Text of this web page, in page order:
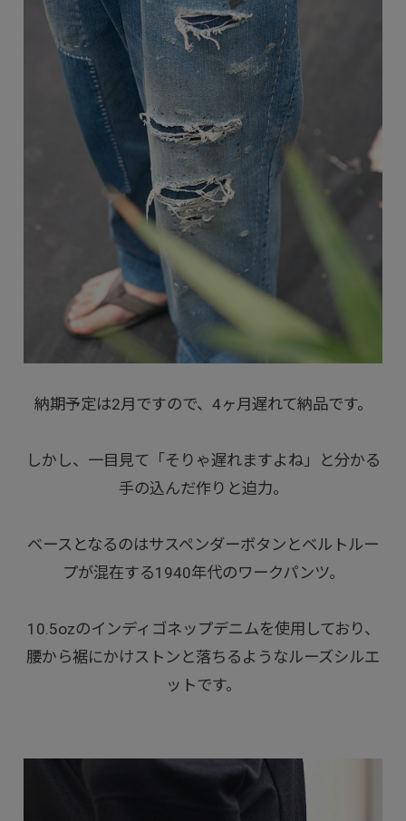
納期予定は2月ですので、4ヶ月遅れて納品です。
しかし、一目見て「そりゃ遅れますよね」と分かる
手の込んだ作りと迫力。
ベースとなるのはサスペンダーボタンとベルトルー
プが混在する1940年代のワークパンツ。
10.5ozのインディゴネップデニムを使用しており、
腰から裾にかけストンと落ちるようなルーズシルエ
ットです。